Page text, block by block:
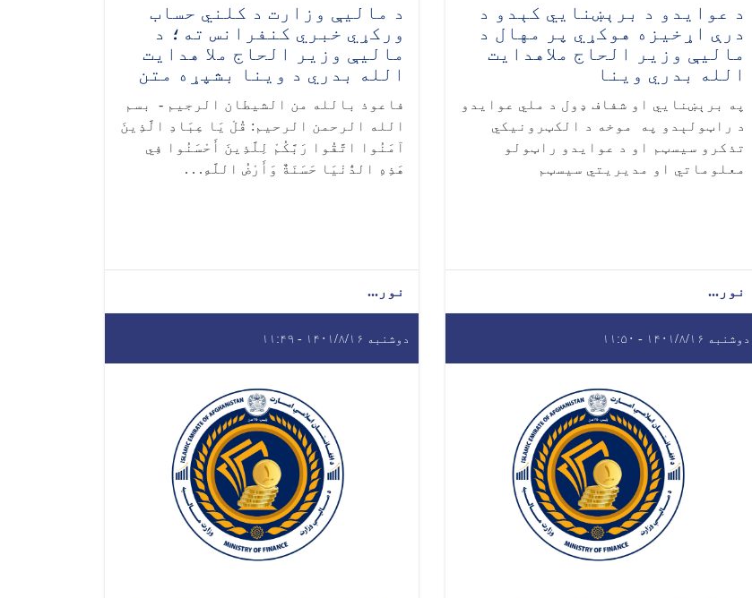
د عوایدو د برېښنايي کېدو د
درې اړخیزه هوکړي پر مهال د
ماليې وزیر الحاج ملاهدایت
الله بدري وینا
په برېښنايي او شفاف ډول د ملي عوایدو
د راټولېدو په موخه د الکټرونیکي
تذکرو سیسټم او د عوایدو راټولو
معلوماتي او مدیریتي سیسټم
نور...
د مالیې وزارت د کلني حساب
ورکړي خبري کنفرانس ته؛ د
مالیې وزیر الحاج ملا هدايت
الله بدري د وینا بشپړه متن
فاعوذ بالله من الشیطان الرجیم - بسم
الله الرحمن الرحیم: قُلْ يَا عِبَادِ الَّذِينَ
آمَنُوا اتَّقُوا رَبَّكُمْ لِلَّذِينَ أَحْسَنُوا فِي
هَذِهِ الدُّنْيَا حَسَنَةٌ وَأَرْضُ اللَّهِ. . .
نور...
دوشنبه ۱۴۰۱/۸/۱۶ - ۱۱:۵۰ دوشنبه ۱۴۰۱/۸/۱۶ - ۱۱:۴۹